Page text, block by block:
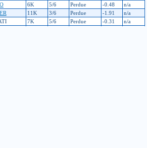
6K 5/6 Perdue -0.48
n/a
11K 3/6 Perdue -1.91
n/a
7K 5/6 Perdue -0.31
n/a